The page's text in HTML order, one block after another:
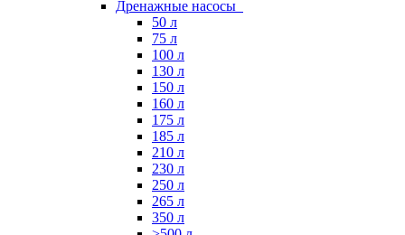
Дренажные насосы
50 л
75 л
100 л
130 л
150 л
160 л
175 л
185 л
210 л
230 л
250 л
265 л
350 л